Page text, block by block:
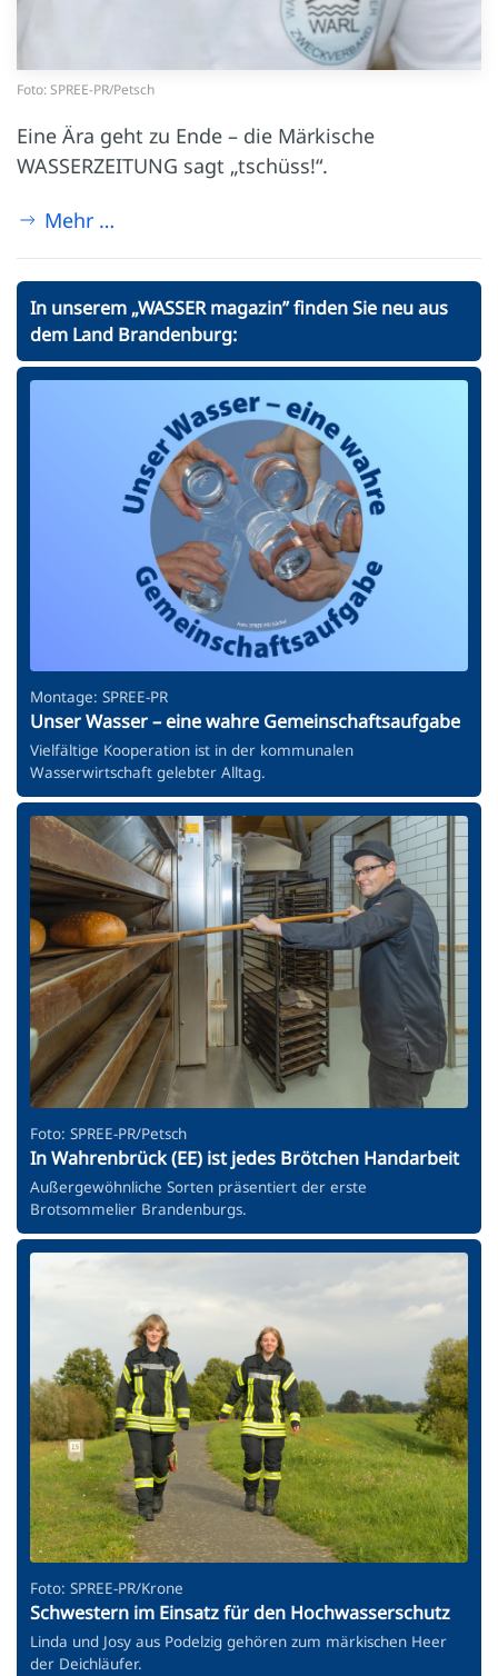
Foto: SPREE-PR/Petsch
Eine Ära geht zu Ende – die Märkische
WASSERZEITUNG sagt „tschüss!“.
Mehr …
In unserem „WASSER magazin” finden Sie neu aus
dem Land Brandenburg:
Montage: SPREE-PR
Unser Wasser – eine wahre Gemeinschaftsaufgabe
Vielfältige Kooperation ist in der kommunalen
Wasserwirtschaft gelebter Alltag.
Foto: SPREE-PR/Petsch
In Wahrenbrück (EE) ist jedes Brötchen Handarbeit
Außergewöhnliche Sorten präsentiert der erste
Brotsommelier Brandenburgs.
Foto: SPREE-PR/Krone
Schwestern im Einsatz für den Hochwasserschutz
Linda und Josy aus Podelzig gehören zum märkischen Heer
der Deichläufer.